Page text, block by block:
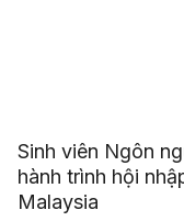
Sinh viên Ngôn
hành trình hội
Malaysia